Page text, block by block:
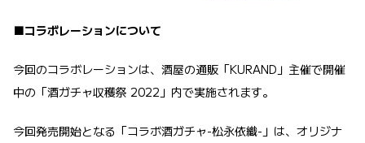
■コラボレーションについて
今回のコラボレーションは、酒屋の通販「KURAND」主催で開催
中の「酒ガチャ収穫祭 2022」内で実施されます。
今回発売開始となる「コラボ酒ガチャ-松永依織-」は、オリジナ